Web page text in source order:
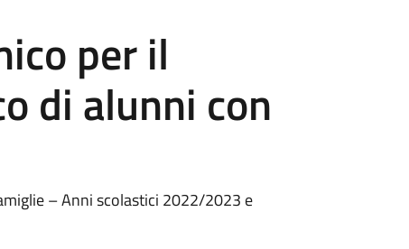
per il
di alunni con
– Anni scolastici 2022/2023 e